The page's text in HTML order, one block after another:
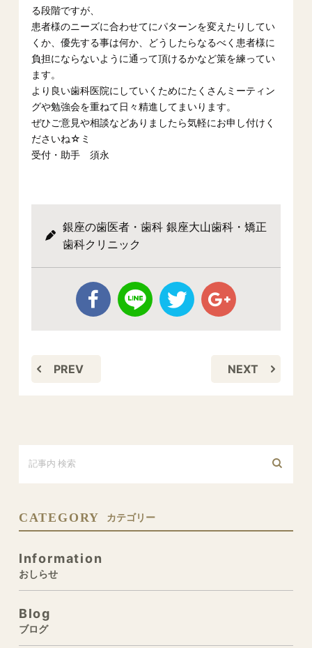
る段階ですが、
患者様のニーズに合わせてにパターンを変えたりしてい
くか、優先する事は何か、どうしたらなるべく患者様に
負担にならないように通って頂けるかなど策を練ってい
ます。
より良い歯科医院にしていくためにたくさんミーティン
グや勉強会を重ねて日々精進してまいります。
ぜひご意見や相談などありましたら気軽にお申し付けく
ださいね☆ミ
受付・助手 須永
銀座の歯医者・歯科 銀座大山歯科・矯正
歯科クリニック
PREV NEXT
CATEGORY カテゴリー
Information
おしらせ
Blog
ブログ